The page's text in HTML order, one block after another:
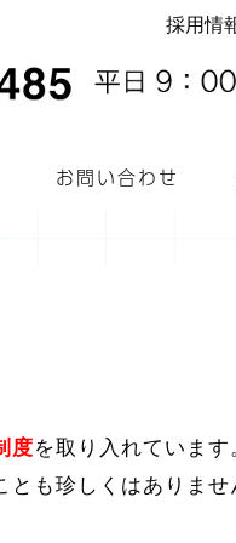
採用情
お問い合わせ
度を取り入れています
も珍しくはありませ